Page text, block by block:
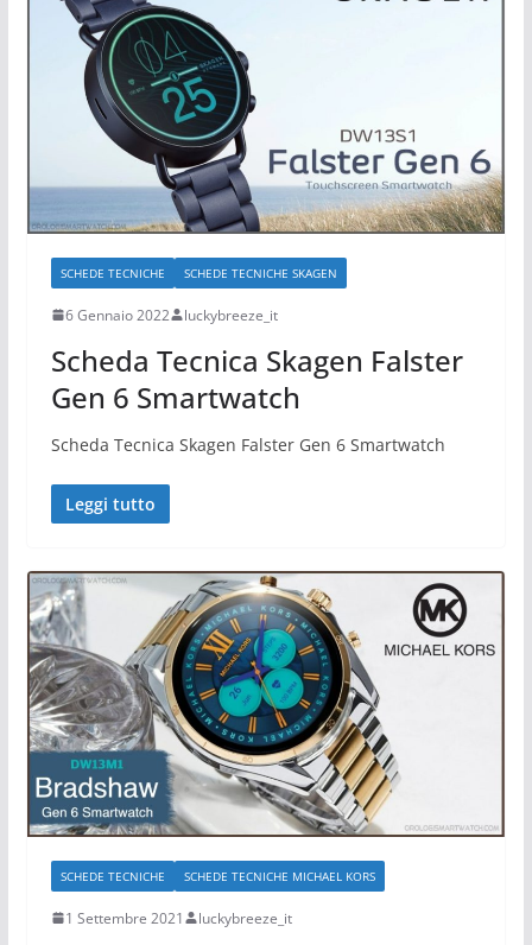
SCHEDE TECNICHE SCHEDE TECNICHE SKAGEN
6 Gennaio 2022 luckybreeze_it
Scheda Tecnica Skagen Falster
Gen 6 Smartwatch
Scheda Tecnica Skagen Falster Gen 6 Smartwatch
Leggi tutto
SCHEDE TECNICHE SCHEDE TECNICHE MICHAEL KORS
1 Settembre 2021 luckybreeze_it